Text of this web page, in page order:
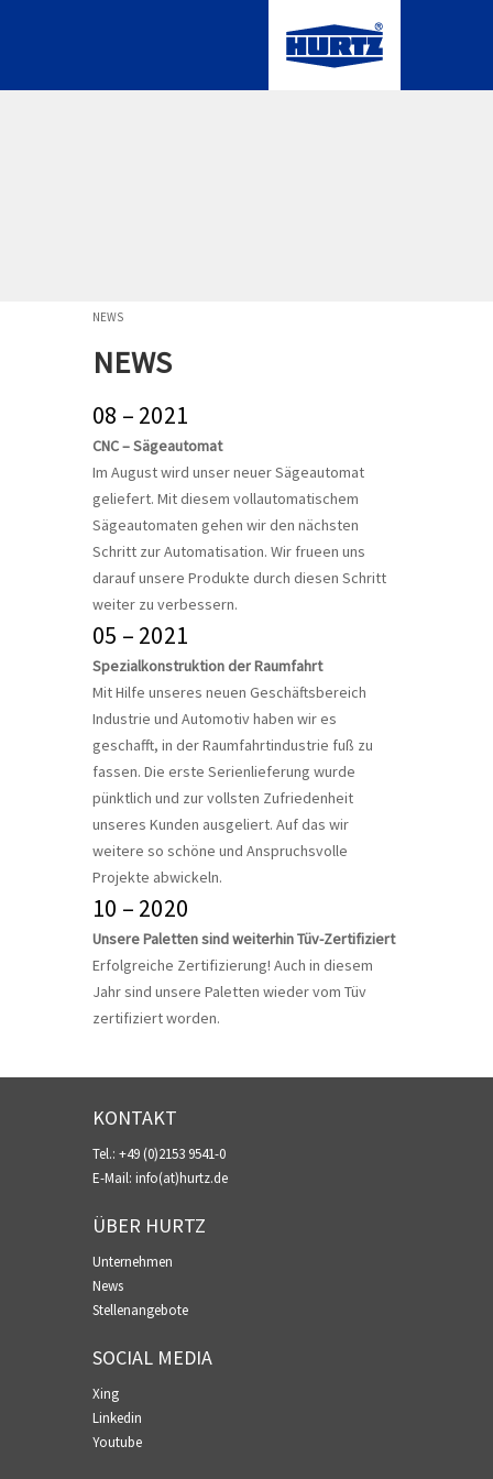
NEWS
NEWS
08 – 2021
CNC – Sägeautomat
Im August wird unser neuer Sägeautomat
geliefert. Mit diesem vollautomatischem
Sägeautomaten gehen wir den nächsten
Schritt zur Automatisation. Wir frueen uns
darauf unsere Produkte durch diesen Schritt
weiter zu verbessern.
05 – 2021
Spezialkonstruktion der Raumfahrt
Mit Hilfe unseres neuen Geschäftsbereich
Industrie und Automotiv haben wir es
geschafft, in der Raumfahrtindustrie fuß zu
fassen. Die erste Serienlieferung wurde
pünktlich und zur vollsten Zufriedenheit
unseres Kunden ausgeliert. Auf das wir
weitere so schöne und Anspruchsvolle
Projekte abwickeln.
10 – 2020
Unsere Paletten sind weiterhin Tüv-Zertifiziert
Erfolgreiche Zertifizierung! Auch in diesem
Jahr sind unsere Paletten wieder vom Tüv
zertifiziert worden.
KONTAKT
Tel.: +49 (0)2153 9541-0
E-Mail: info(at)hurtz.de
ÜBER HURTZ
Unternehmen
News
Stellenangebote
SOCIAL MEDIA
Xing
Linkedin
Youtube